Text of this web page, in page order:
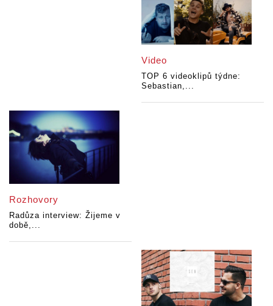
Video
TOP 6 videoklipů týdne:
Sebastian,...
Rozhovory
Radůza interview: Žijeme v
době,...